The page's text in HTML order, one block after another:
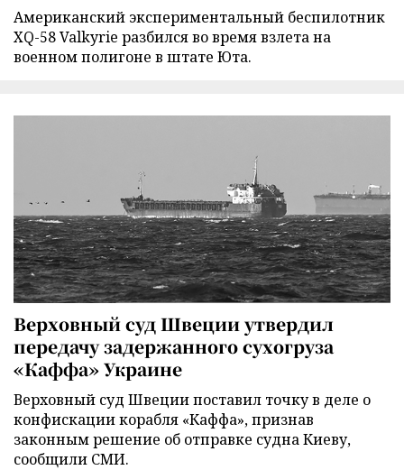
Американский экспериментальный беспилотник
XQ-58 Valkyrie разбился во время взлета на
военном полигоне в штате Юта.
Верховный суд Швеции утвердил
передачу задержанного сухогруза
«Каффа» Украине
Верховный суд Швеции поставил точку в деле о
конфискации корабля «Каффа», признав
законным решение об отправке судна Киеву,
сообщили СМИ.